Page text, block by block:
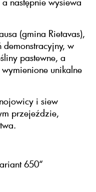
(gmina Rietavas),
w
pastewne, a
unikalne
i siew
przejeździe,
650“